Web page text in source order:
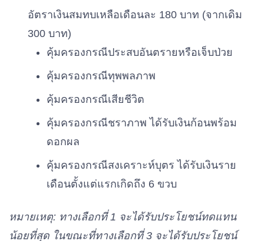
อัตราเงินสมทบเหลือเดือนละ 180 บาท (จากเดิม
300 บาท)
คุ้มครองกรณีประสบอันตรายหรือเจ็บป่วย
คุ้มครองกรณีทุพพลภาพ
คุ้มครองกรณีเสียชีวิต
คุ้มครองกรณีชราภาพ ได้รับเงินก้อนพร้อม
ดอกผล
คุ้มครองกรณีสงเคราะห์บุตร ได้รับเงินราย
เดือนตั้งแต่แรกเกิดถึง 6 ขวบ
หมายเหตุ: ทางเลือกที่ 1 จะได้รับประโยชน์ทดแทน
น้อยที่สุด ในขณะที่ทางเลือกที่ 3 จะได้รับประโยชน์